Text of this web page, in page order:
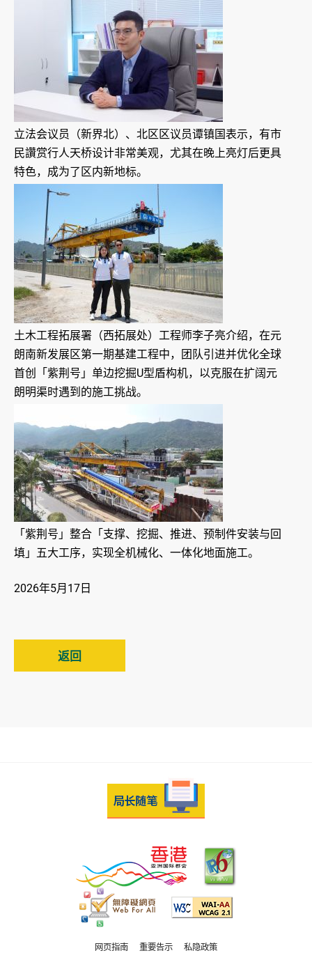
立法会议员（新界北）、北区区议员谭镇国表示，有市
民讚赏行人天桥设计非常美观，尤其在晚上亮灯后更具
特色，成为了区内新地标。
土木工程拓展署（西拓展处）工程师李子亮介绍，在元
朗南新发展区第一期基建工程中，团队引进并优化全球
首创「紫荆号」单边挖掘U型盾构机，以克服在扩阔元
朗明渠时遇到的施工挑战。
「紫荆号」整合「支撑、挖掘、推进、预制件安装与回
填」五大工序，实现全机械化、一体化地面施工。
2026年5月17日
返回
网页指南 重要告示 私隐政策